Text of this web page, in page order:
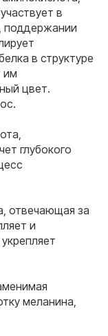
в
поддержании
в структуре
им
цвет.
глубокого
отвечающая за
и
меланина,